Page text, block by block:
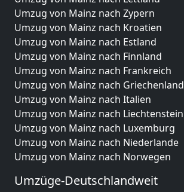
Umzug von Mainz nach Zypern
Umzug von Mainz nach Kroatien
Umzug von Mainz nach Estland
Umzug von Mainz nach Finnland
Umzug von Mainz nach Frankreich
Umzug von Mainz nach Griechenland
Umzug von Mainz nach Italien
Umzug von Mainz nach Liechtenstein
Umzug von Mainz nach Luxemburg
Umzug von Mainz nach Niederlande
Umzug von Mainz nach Norwegen
Umzüge-Deutschlandweit